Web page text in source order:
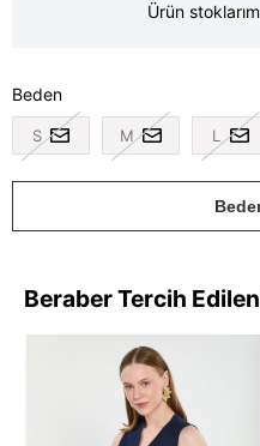
Ürün
Beden
S M L
Beraber Tercih